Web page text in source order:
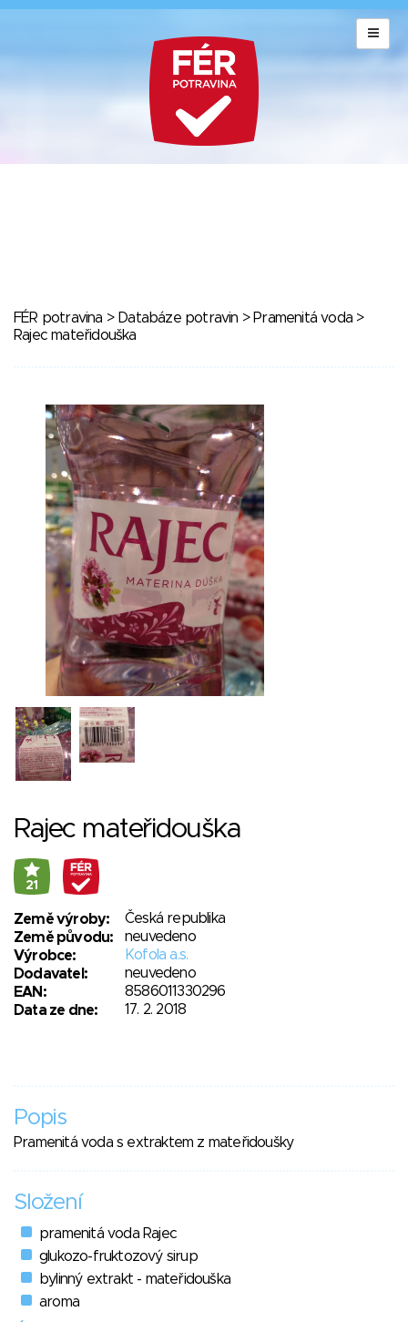
FÉR potravina > Databáze potravin > Pramenitá voda >
Rajec mateřidouška
Rajec mateřidouška
21
Země výroby:
Česká republika
Země původu:
neuvedeno
Výrobce:
Kofola a.s.
Dodavatel:
neuvedeno
EAN:
8586011330296
Data ze dne:
17. 2. 2018
Popis
Pramenitá voda s extraktem z mateřidoušky
Složení
pramenitá voda Rajec
glukozo-fruktozový sirup
bylinný extrakt - mateřidouška
aroma